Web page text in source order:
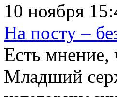
10 ноября
На посту –
Есть мнение,
Младший